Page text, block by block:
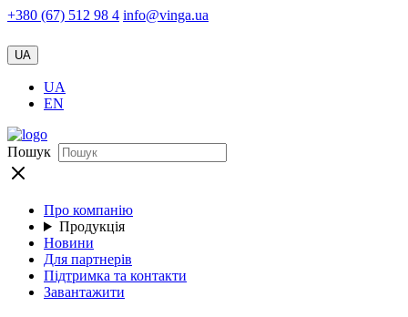
+380 (67) 512 98 4 info@vinga.ua
UA
UA
EN
Пошук
Про компанію
Продукція
Новини
Для партнерів
Підтримка та контакти
Завантажити